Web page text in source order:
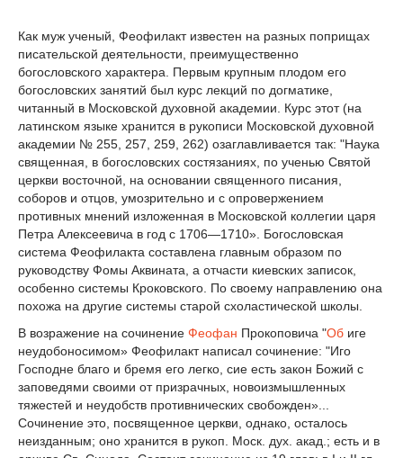
Как муж ученый, Феофилакт известен на разных поприщах
писательской деятельности, преимущественно
богословского характера. Первым крупным плодом его
богословских занятий был курс лекций по догматике,
читанный в Московской духовной академии. Курс этот (на
латинском языке хранится в рукописи Московской духовной
академии № 255, 257, 259, 262) озаглавливается так: "Наука
священная, в богословских состязаниях, по ученью Святой
церкви восточной, на основании священного писания,
соборов и отцов, умозрительно и с опровержением
противных мнений изложенная в Московской коллегии царя
Петра Алексеевича в год с 1706—1710». Богословская
система Феофилакта составлена главным образом по
руководству Фомы Аквината, а отчасти киевских записок,
особенно системы Кроковского. По своему направлению она
похожа на другие системы старой схоластической школы.
В возражение на сочинение Феофан Прокоповича "Об иге
неудобоносимом» Феофилакт написал сочинение: "Иго
Господне благо и бремя его легко, сие есть закон Божий с
заповедями своими от призрачных, новоизмышленных
тяжестей и неудобств противнических свобожден»...
Сочинение это, посвященное церкви, однако, осталось
неизданным; оно хранится в рукоп. Моск. дух. акад.; есть и в